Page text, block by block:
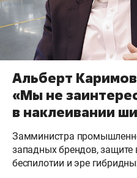
Альберт
«Мы не
в наклеивании
Замминистра
западных брендов, защите
беспилотии и эре